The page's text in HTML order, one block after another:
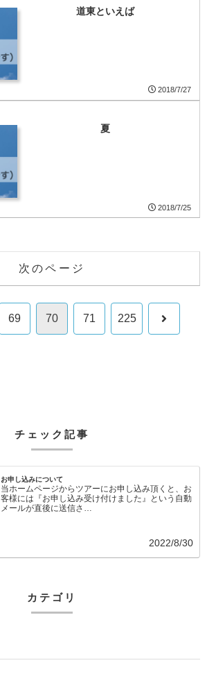
道東といえば
2018/7/27
夏
2018/7/25
次のページ
69 70 71 225 次
チェック記事
お申し込みについて
当ホームページからツアーにお申し込み頂くと、お
客様には『お申し込み受け付けました』という自動
メールが直後に送信さ…
2022/8/30
カテゴリ